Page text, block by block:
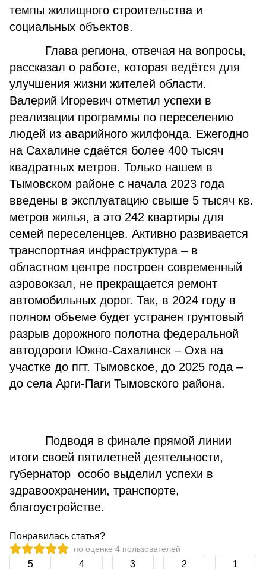
темпы жилищного строительства и
социальных объектов.
Глава региона, отвечая на вопросы,
рассказал о работе, которая ведётся для
улучшения жизни жителей области.
Валерий Игоревич отметил успехи в
реализации программы по переселению
людей из аварийного жилфонда. Ежегодно
на Сахалине сдаётся более 400 тысяч
квадратных метров. Только нашем в
Тымовском районе с начала 2023 года
введены в эксплуатацию свыше 5 тысяч кв.
метров жилья, а это 242 квартиры для
семей переселенцев. Активно развивается
транспортная инфраструктура – в
областном центре построен современный
аэровокзал, не прекращается ремонт
автомобильных дорог. Так, в 2024 году в
полном объеме будет устранен грунтовый
разрыв дорожного полотна федеральной
автодороги Южно-Сахалинск – Оха на
участке до пгт. Тымовское, до 2025 года –
до села Арги-Паги Тымовского района.
Подводя в финале прямой линии
итоги своей пятилетней деятельности,
губернатор особо выделил успехи в
здравоохранении, транспорте,
благоустройстве.
Понравилась статья?
по оценке 4 пользователей
5 4 3 2 1